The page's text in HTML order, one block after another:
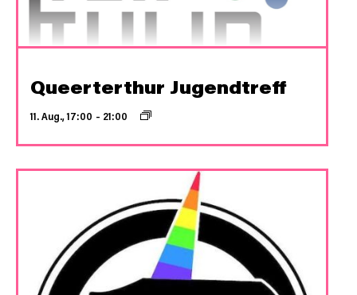
Queerterthur Jugendtreff
11. Aug., 17:00 – 21:00